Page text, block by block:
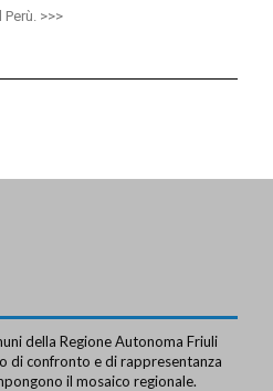
della Regione Autonoma Friuli
di confronto e di rappresentanza
il mosaico regionale.